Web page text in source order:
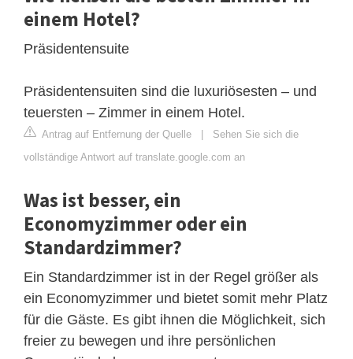
einem Hotel?
Präsidentensuite
Präsidentensuiten sind die luxuriösesten – und
teuersten – Zimmer in einem Hotel.
Antrag auf Entfernung der Quelle | Sehen Sie sich die
vollständige Antwort auf translate.google.com an
Was ist besser, ein
Economyzimmer oder ein
Standardzimmer?
Ein Standardzimmer ist in der Regel größer als
ein Economyzimmer und bietet somit mehr Platz
für die Gäste. Es gibt ihnen die Möglichkeit, sich
freier zu bewegen und ihre persönlichen